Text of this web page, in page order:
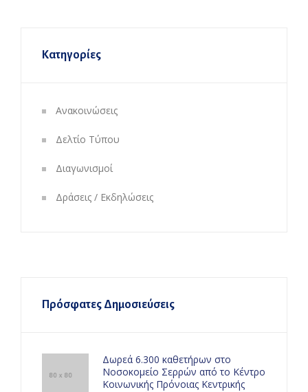
Κατηγορίες
Ανακοινώσεις
Δελτίο Τύπου
Διαγωνισμοί
Δράσεις / Εκδηλώσεις
Πρόσφατες Δημοσιεύσεις
Δωρεά 6.300 καθετήρων στο
Νοσοκομείο Σερρών από το Κέντρο
Κοινωνικής Πρόνοιας Κεντρικής